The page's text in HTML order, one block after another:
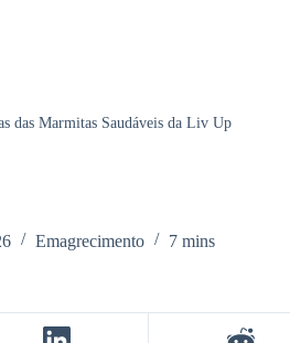
das Marmitas Saudáveis da Liv Up
Emagrecimento 7 mins